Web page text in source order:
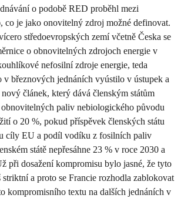
o podobě RED proběhl mezi
co je jako onovitelný zdroj možné definovat.
středoevropských zemí včetně Česka se
o obnovitelných zdrojoch energie v
nefosilní zdroje energie, teda
v březnových jednáních vyústilo v ústupek a
článek, který dává členským státům
paliv nebiologického původu
o 20 %, pokud příspěvek členských státu
cíly EU a podíl vodíku z fosilních paliv
státě nepřesáhne 23 % v roce 2030 a
při dosažení kompromisu bylo jasné, že tyto
a proto se Francie rozhodla zablokovat
kompromisního textu na dalších jednáních v